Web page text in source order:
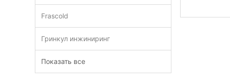
Frascold
Гринкул инжиниринг
Показать все